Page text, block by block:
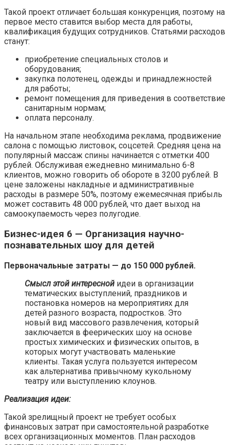
Такой проект отличает большая конкуренция, поэтому на
первое место ставится выбор места для работы,
квалификация будущих сотрудников. Статьями расходов
станут:
приобретение специальных столов и
оборудования;
закупка полотенец, одежды и принадлежностей
для работы;
ремонт помещения для приведения в соответствие
санитарным нормам;
оплата персоналу.
На начальном этапе необходима реклама, продвижение
салона с помощью листовок, соцсетей. Средняя цена на
популярный массаж спины начинается с отметки 400
рублей. Обслуживая ежедневно минимально 6-8
клиентов, можно говорить об обороте в 3200 рублей. В
цене заложены накладные и административные
расходы в размере 50%, поэтому ежемесячная прибыль
может составить 48 000 рублей, что дает выход на
самоокупаемость через полугодие.
Бизнес-идея 6 — Организация научно-
познавательных шоу для детей
Первоначальные затраты — до 150 000 рублей.
Смысл этой интересной идеи в организации
тематических выступлений, праздников и
постановка номеров на мероприятиях для
детей разного возраста, подростков. Это
новый вид массового развлечения, который
заключается в феерических шоу на основе
простых химических и физических опытов, в
которых могут участвовать маленькие
клиенты. Такая услуга пользуется интересом
как альтернатива привычному кукольному
театру или выступлению клоунов.
Реализация идеи:
Такой зрелищный проект не требует особых
финансовых затрат при самостоятельной разработке
всех организационных моментов. План расходов